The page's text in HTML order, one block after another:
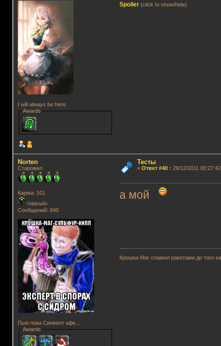
I will always be here.
Awards
Spoiler (click to show/hide)
Norten
Старожил
Карма: 101
Оффлайн
Сообщений: 840
Пью пока Синвент афк...
Awards
Тесты
« Ответ #40: 29/12/2011
а мой
Крошка-Маг спамил ракетами до того